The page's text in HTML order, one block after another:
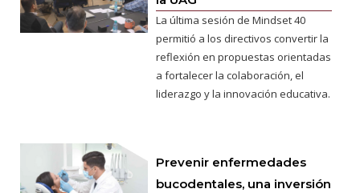
La última sesión de Mindset 40
permitió a los directivos convertir la
reflexión en propuestas orientadas
a fortalecer la colaboración, el
liderazgo y la innovación educativa.
Prevenir enfermedades
bucodentales, una inversión